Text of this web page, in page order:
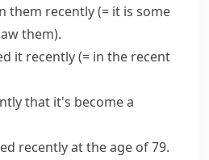
them recently(= it is some
them).
it recently(= in the recent
that it's become a
recently at the age of 79.